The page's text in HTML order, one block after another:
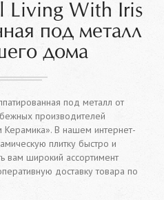
Living With Iris
под металл
дома
под металл от
производителей
Керамика». В нашем интернет-
плитку быстро и
широкий ассортимент
доставку товара по